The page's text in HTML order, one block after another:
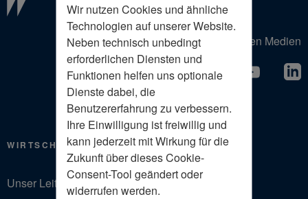
Wir nutzen Cookies und ähnliche
Technologien auf unserer Website.
Neben technisch unbedingt
erforderlichen Diensten und
Funktionen helfen uns optionale
Dienste dabei, die
Benutzererfahrung zu verbessern.
Ihre Einwilligung ist freiwillig und
kann jederzeit mit Wirkung für die
Zukunft über dieses Cookie-
Consent-Tool geändert oder
widerrufen werden.
Der Wirtschaftsrat in den Sozialen Medien
WIRTSCHAFTSRAT
Unser Leitbild